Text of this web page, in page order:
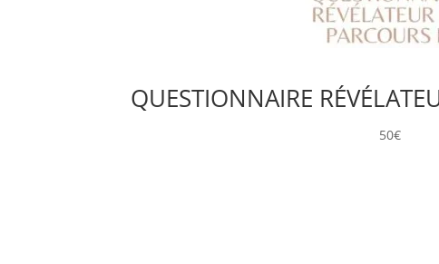
QUESTIONNAIRE
50€